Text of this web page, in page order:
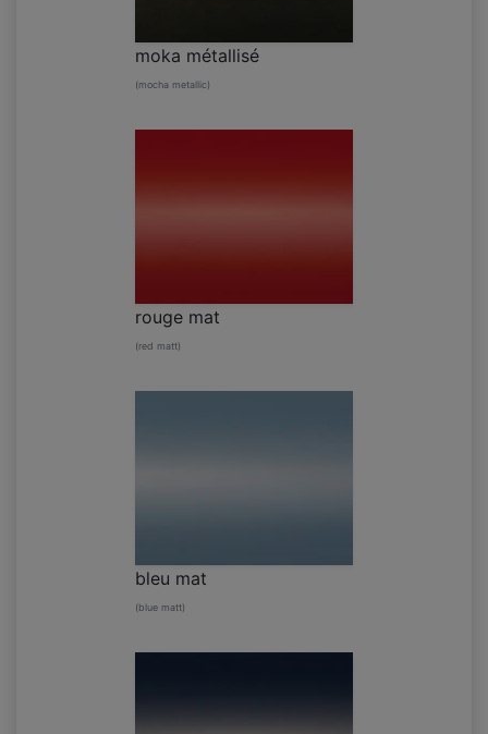
moka métallisé
(mocha metallic)
rouge mat
(red matt)
bleu mat
(blue matt)